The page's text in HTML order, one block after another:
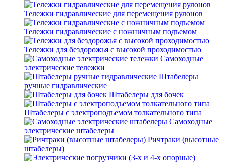
Тележки гидравлические для перемещения рулонов
Тележки гидравлические с ножничным подъемом
Тележки для бездорожья с высокой проходимостью
Самоходные
электрические тележки
Штабелеры
ручные гидравлические
Штабелеры для бочек
Штабелеры с электроподъемом толкательного типа
Самоходные
электрические штабелеры
Ричтраки (высотные
штабелеры)